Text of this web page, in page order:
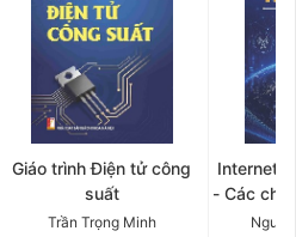
Giáo trình Điện tử công
suất
Trần Trọng Minh
Internet
- Các